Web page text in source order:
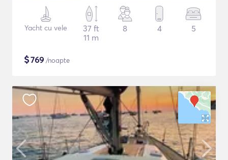
Yacht cu vele
37 ft
11 m
8 4 5
$769 /noapte